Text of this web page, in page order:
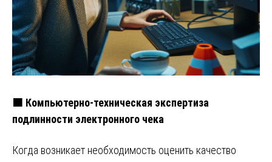
🟧 Компьютерно-техническая экспертиза
подлинности электронного чека
Когда возникает необходимость оценить качество